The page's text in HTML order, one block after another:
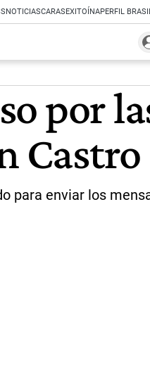
NOTICIASCARASEXITOÍNAPERFIL
por
Castro
para enviar los